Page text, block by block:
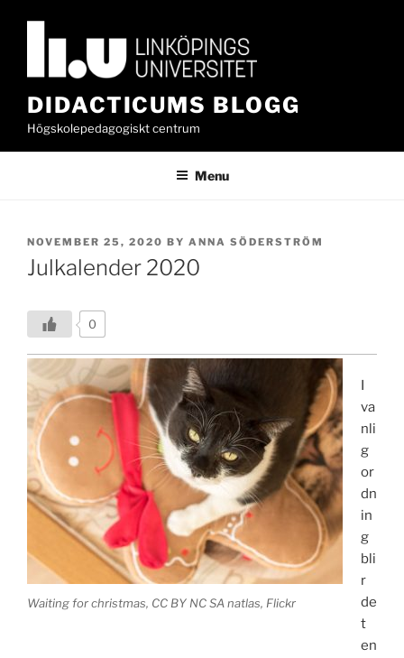
DIDACTICUMS BLOGG
Högskolepedagogiskt centrum
Menu
POSTED
ON
NOVEMBER 25, 2020 BY ANNA SÖDERSTRÖM
Julkalender 2020
0
Waiting for christmas, CC BY NC SA natlas, Flickr
I
va
nli
g
or
dn
in
g
bli
r
de
t
en